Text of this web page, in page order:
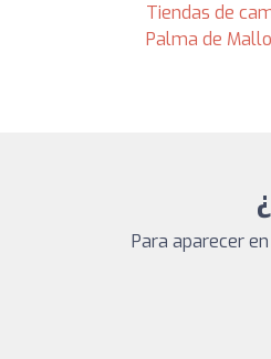
Tiendas de
Palma de
Para aparecer